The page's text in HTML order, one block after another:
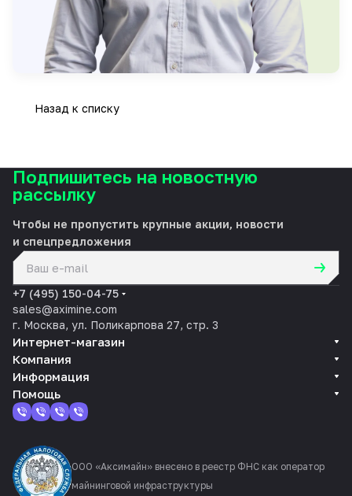
Назад к списку
Подпишитесь на новостную
рассылку
Чтобы не пропустить крупные акции, новости
и спецпредложения
+7 (495) 150-04-75
sales@aximine.com
г. Москва, ул. Поликарпова 27, стр. 3
Интернет-магазин
Компания
Информация
Помощь
ООО «Аксимайн» внесено в реестр ФНС как оператор
майнинговой инфраструктуры